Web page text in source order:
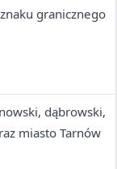
granicznego
dąbrowski,
miasto Tarnów